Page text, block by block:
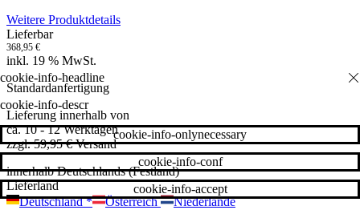
Weitere Produktdetails
Lieferbar
368,95 €
inkl. 19 % MwSt.
Standardanfertigung
Lieferung innerhalb von
ca. 10 - 12 Werktagen
zzgl. 59,95 € Versand
innerhalb Deutschlands (Festland)
Lieferland
Deutschland* Österreich Niederlande
cookie-info-descr
cookie-info-accept
cookie-info-conf
cookie-info-onlynecessary